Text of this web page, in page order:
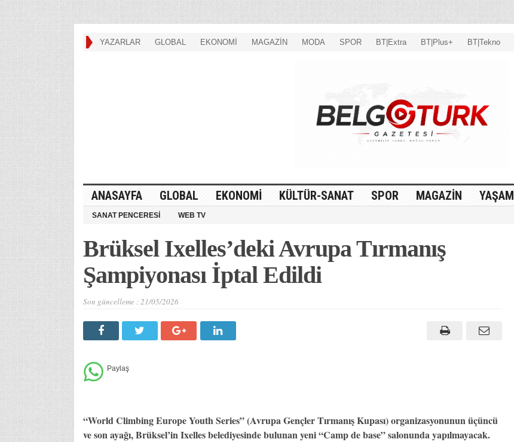
YAZARLAR GLOBAL EKONOMİ MAGAZİN MODA SPOR BT|Extra BT|Plus+ BT|Tekno
ANASAYFA GLOBAL EKONOMİ KÜLTÜR-SANAT SPOR MAGAZİN YAŞAM
SANAT PENCERESİ WEB TV
Brüksel Ixelles’deki Avrupa Tırmanış
Şampiyonası İptal Edildi
Son güncelleme :21/05/2026
“World Climbing Europe Youth Series” (Avrupa Gençler Tırmanış Kupası) organizasyonunun üçüncü
ve son ayağı, Brüksel’in Ixelles belediyesinde bulunan yeni “Camp de base” salonunda yapılmayacak.